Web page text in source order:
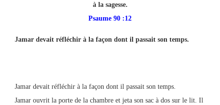
à la sagesse.
Psaume 90 :12
Jamar devait réfléchir à la façon dont il passait son temps.
Jamar devait réfléchir à la façon dont il passait son temps.
Jamar ouvrit la porte de la chambre et jeta son sac à dos sur le lit. Il